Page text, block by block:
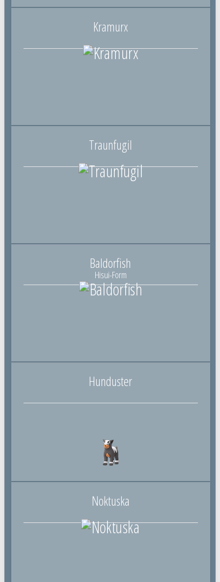
Kramurx
Traunfugil
Baldorfish
Hisui-Form
Hunduster
Noktuska